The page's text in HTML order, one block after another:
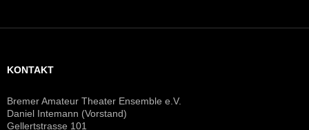
KONTAKT
Bremer Amateur Theater Ensemble e.V.
Daniel Intemann (Vorstand)
Gellertstrasse 101